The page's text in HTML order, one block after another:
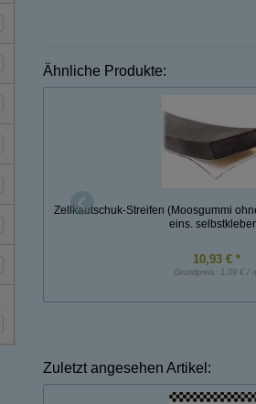
Ähnliche Produkte:
Zellkautschuk-Streifen (Moosgummi
eins.
10,93 € *
Grundpreis: 1,09 € /
Zuletzt angesehen Artikel: